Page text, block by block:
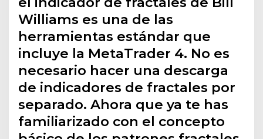
Williams es una de las
herramientas estándar que
incluye la MetaTrader 4. No es
necesario hacer una descarga
de indicadores de fractales por
separado. Ahora que ya te has
familiarizado con el concepto